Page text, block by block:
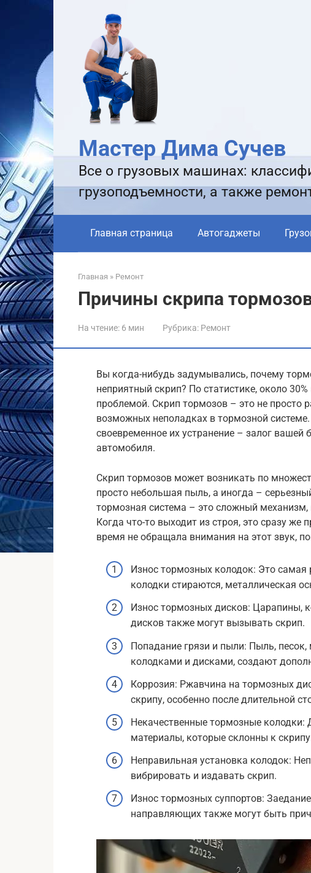
Мастер Дима Сучев
Все о грузовых машинах:
грузоподъемности, а также
Главная страница Автогаджеты
Главная » Ремонт
Причины скрипа
На чтение: 6 мин Рубрика: Ремонт
Вы когда-нибудь задумывались, почему
неприятный скрип? По статистике, около
проблемой. Скрип тормозов – это не просто
возможных неполадках в тормозной
своевременное их устранение – залог вашей
автомобиля.
Скрип тормозов может возникать по
просто небольшая пыль, а иногда –
тормозная система – это сложный
Когда что-то выходит из строя, это сразу же
время не обращала внимания на этот звук,
Износ тормозных колодок: Это самая
колодки стираются, металлическая
Износ тормозных дисков: Царапины,
дисков также могут вызывать скрип.
Попадание грязи и пыли: Пыль,
колодками и дисками, создают
Коррозия: Ржавчина на тормозных
скрипу, особенно после длительной
Некачественные тормозные
материалы, которые склонны к
Неправильная установка колодок:
вибрировать и издавать скрип.
Износ тормозных суппортов:
направляющих также могут быть